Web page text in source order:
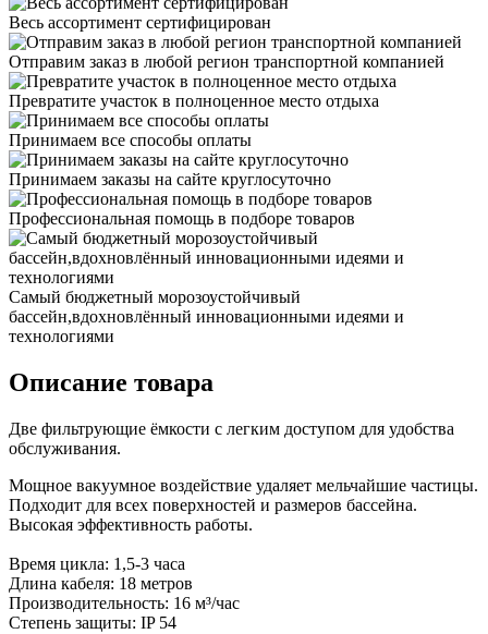
Весь ассортимент сертифицирован
Отправим заказ в любой регион транспортной компанией
Превратите участок в полноценное место отдыха
Принимаем все способы оплаты
Принимаем заказы на сайте круглосуточно
Профессиональная помощь в подборе товаров
Самый бюджетный морозоустойчивый
бассейн,вдохновлённый инновационными идеями и
технологиями
Описание товара
Две фильтрующие ёмкости с легким доступом для удобства
обслуживания.
Мощное вакуумное воздействие удаляет мельчайшие частицы.
Подходит для всех поверхностей и размеров бассейна.
Высокая эффективность работы.
Время цикла: 1,5-3 часа
Длина кабеля: 18 метров
Производительность: 16 м³/час
Степень защиты: IP 54